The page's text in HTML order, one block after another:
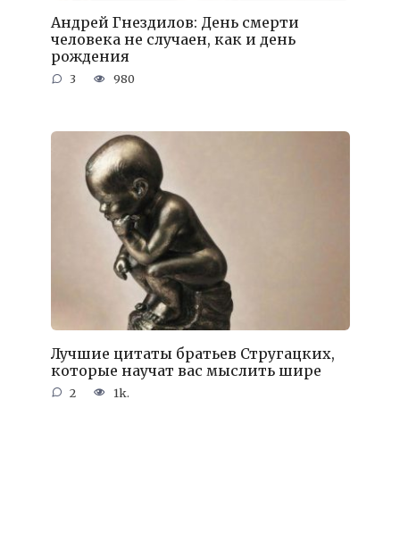
Андрей Гнездилов: День смерти
человека не случаен, как и день
рождения
3 980
Лучшие цитаты братьев Стругацких,
которые научат вас мыслить шире
2 1k.